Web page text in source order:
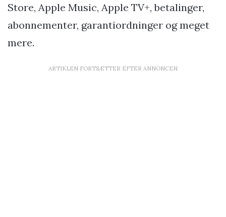
Store, Apple Music, Apple TV+, betalinger,
abonnementer, garantiordninger og meget
mere.
ARTIKLEN FORTSÆTTER EFTER ANNONCEN